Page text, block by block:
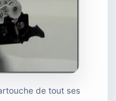
de tout ses